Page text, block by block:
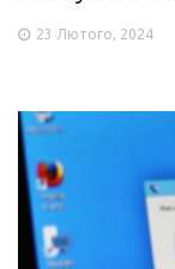
23 Лютого, 2024